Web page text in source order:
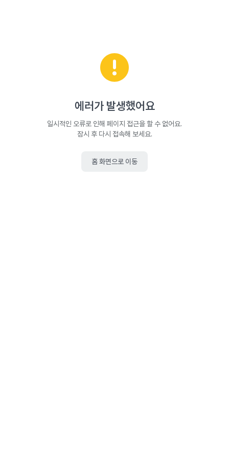
에러가 발생했어요
일시적인 오류로 인해 페이지 접근을 할 수 없어요.
잠시 후 다시 접속해 보세요.
홈 화면으로 이동